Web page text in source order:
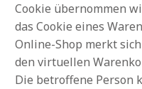
Cookie übernommen
das Cookie eines
Online-Shop merkt
den virtuellen
Die betroffene Person